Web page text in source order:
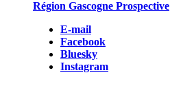
Région Gascogne Prospective
E-mail
Facebook
Bluesky
Instagram